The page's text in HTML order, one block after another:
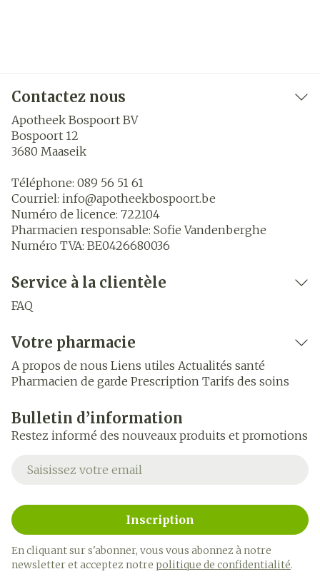
Contactez nous
Apotheek Bospoort BV
Bospoort 12
3680 Maaseik
Téléphone: 089 56 51 61
Courriel: info@apotheekbospoort.be
Numéro de licence: 722104
Pharmacien responsable: Sofie Vandenberghe
Numéro TVA: BE0426680036
Service à la clientèle
FAQ
Votre pharmacie
A propos de nous Liens utiles Actualités santé
Pharmacien de garde Prescription Tarifs des soins
Bulletin d’information
Restez informé des nouveaux produits et promotions
Adresse mail
Inscription
En cliquant sur s'abonner, vous vous abonnez à notre
newsletter et acceptez notre politique de confidentialité.